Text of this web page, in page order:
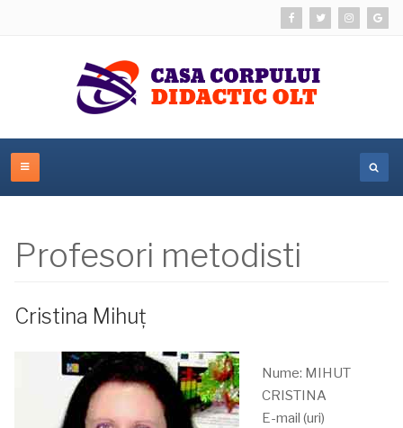
Profesori metodisti
Cristina Mihuț
Nume: MIHUT
CRISTINA
E-mail (uri)